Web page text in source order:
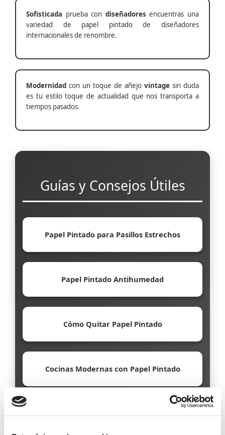
Sofisticada prueba con diseñadores encuentras una
variedad de papel pintado de diseñadores
internacionales de renombre.
Modernidad con un toque de añejo vintage sin duda
es tu estilo toque de actualidad que nos transporta a
tiempos pasados.
Guías y Consejos Útiles
Papel Pintado para Pasillos Estrechos
Papel Pintado Antihumedad
Cómo Quitar Papel Pintado
Cocinas Modernas con Papel Pintado
Papel Pintado Ecológico